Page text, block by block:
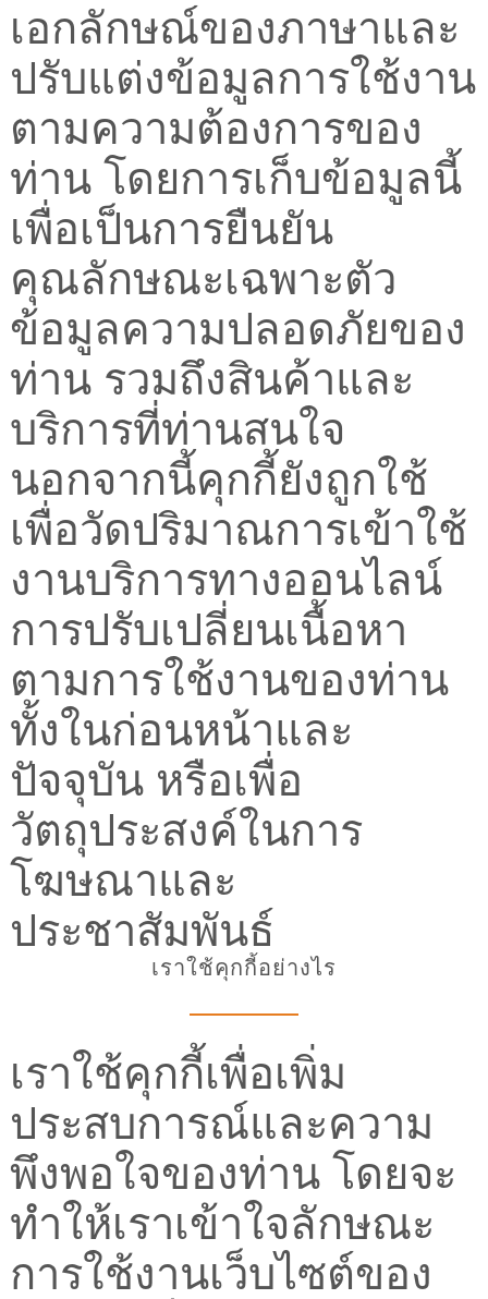
เอกลักษณ์ของภาษาและ
ปรับแต่งข้อมูลการใช้งาน
ตามความต้องการของ
ท่าน โดยการเก็บข้อมูลนี้
เพื่อเป็นการยืนยัน
คุณลักษณะเฉพาะตัว
ข้อมูลความปลอดภัยของ
ท่าน รวมถึงสินค้าและ
บริการที่ท่านสนใจ
นอกจากนี้คุกกี้ยังถูกใช้
เพื่อวัดปริมาณการเข้าใช้
งานบริการทางออนไลน์
การปรับเปลี่ยนเนื้อหา
ตามการใช้งานของท่าน
ทั้งในก่อนหน้าและ
ปัจจุบัน หรือเพื่อ
วัตถุประสงค์ในการ
โฆษณาและ
ประชาสัมพันธ์
เราใช้คุกกี้อย่างไร
เราใช้คุกกี้เพื่อเพิ่ม
ประสบการณ์และความ
พึงพอใจของท่าน โดยจะ
ทำให้เราเข้าใจลักษณะ
การใช้งานเว็บไซต์ของ